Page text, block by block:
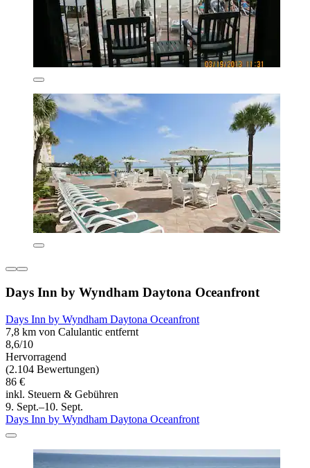
Days Inn by Wyndham Daytona Oceanfront
Days Inn by Wyndham Daytona Oceanfront
7,8 km von Calulantic entfernt
8,6/10
Hervorragend
(2.104 Bewertungen)
86 €
inkl. Steuern & Gebühren
9. Sept.–10. Sept.
Days Inn by Wyndham Daytona Oceanfront